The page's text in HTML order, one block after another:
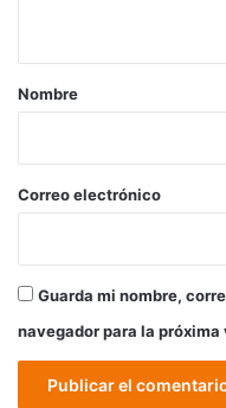
r
*
Nombre
Correo electrónico
Guarda mi nombre,
navegador para la próxima